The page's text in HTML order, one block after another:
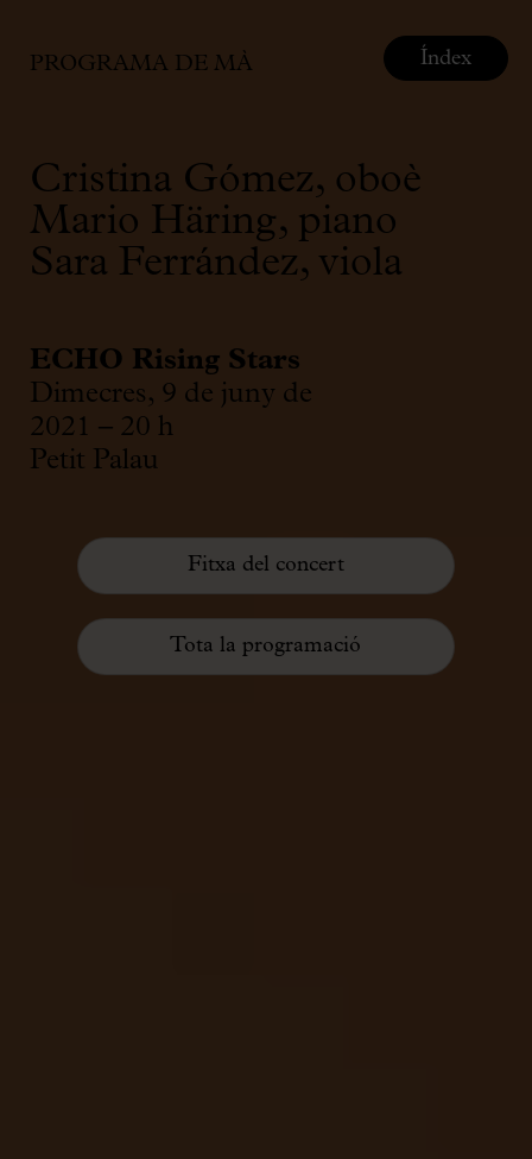
PROGRAMA DE MÀ
Cristina Gómez, oboè
Mario Häring, piano
Sara Ferrández, viola
ECHO Rising Stars
Dimecres, 9 de juny de
2021 – 20 h
Petit Palau
Fitxa del concert
Tota la programació
Índex